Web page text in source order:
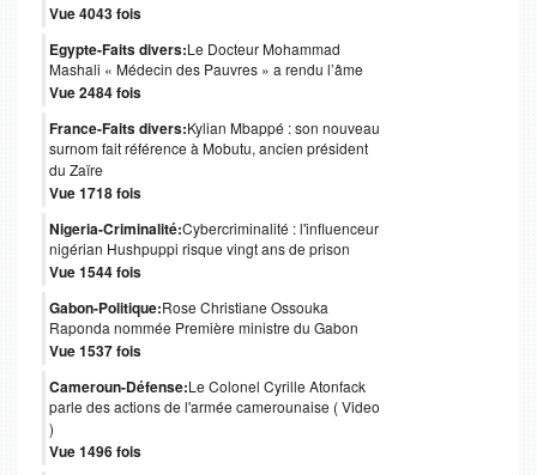
Vue 4043 fois
Egypte-Faits divers:Le Docteur Mohammad
Mashali « Médecin des Pauvres » a rendu l’âme
Vue 2484 fois
France-Faits divers:Kylian Mbappé : son nouveau
surnom fait référence à Mobutu, ancien président
du Zaïre
Vue 1718 fois
Nigeria-Criminalité:Cybercriminalité : l'influenceur
nigérian Hushpuppi risque vingt ans de prison
Vue 1544 fois
Gabon-Politique:Rose Christiane Ossouka
Raponda nommée Première ministre du Gabon
Vue 1537 fois
Cameroun-Défense:Le Colonel Cyrille Atonfack
parle des actions de l'armée camerounaise ( Video
)
Vue 1496 fois